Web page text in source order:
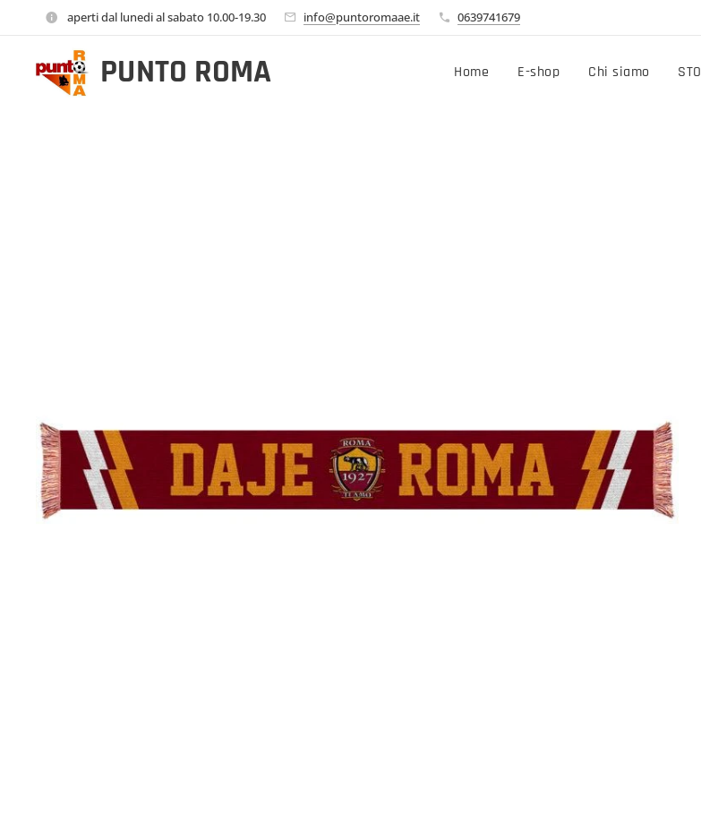
aperti dal lunedi al sabato 10.00-19.30 info@puntoromaae.it 0639741679
PUNTO ROMA Home E-shop Chi siamo